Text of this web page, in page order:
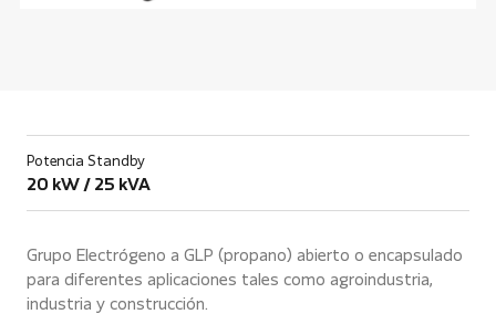
Potencia Standby
20 kW / 25 kVA
Grupo Electrógeno a GLP (propano) abierto o encapsulado
para diferentes aplicaciones tales como agroindustria,
industria y construcción.